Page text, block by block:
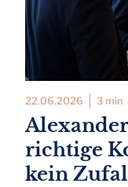
22.06.2026 3 min
richtige
kein